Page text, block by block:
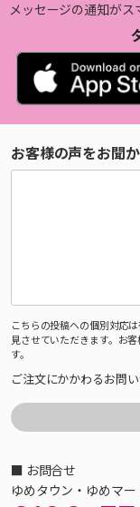
メッセージの通知がス
お客様の声をお聞
こちらの投稿への個別対応
見させていただきます。お
す。
ご注文にかかわるお問
■ お問合せ
ゆめタウン・ゆめマー